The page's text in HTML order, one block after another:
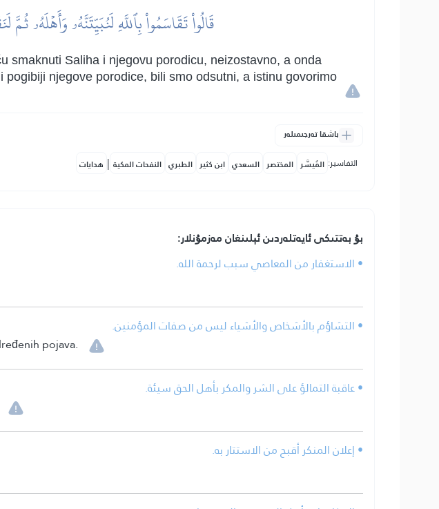
قَالُواْ تَقَاسَمُواْ بِٱللَّهِ لَنُبَيِّتَنَّهُۥ وَأَهۡلَهُۥ
smaknuti Saliha i njegovu porodicu, neizostavno, a onda
njegove porodice, bili smo odsutni, a istinu govorimo
باشقا تەرجىمىلەر
التفاسير: المُيسَّر المختصر السعدي ابن كثير الطبري النفحات المكية | هدايات
بۇ بەتتىكى ئايەتلەردىن ئېلىنغان مەزمۇنلار:
• الاستغفار من المعاصي سبب لرحمة الله.
• التشاؤم بالأشخاص والأشياء ليس من صفات المؤمنين.
pojava.
• عاقبة التمالؤ على الشر والمكر بأهل الحق سيئة.
• إعلان المنكر أقبح من الاستتار به.